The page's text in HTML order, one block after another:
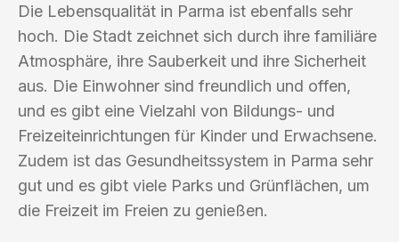
Die Lebensqualität in Parma ist ebenfalls sehr
hoch. Die Stadt zeichnet sich durch ihre familiäre
Atmosphäre, ihre Sauberkeit und ihre Sicherheit
aus. Die Einwohner sind freundlich und offen,
und es gibt eine Vielzahl von Bildungs- und
Freizeiteinrichtungen für Kinder und Erwachsene.
Zudem ist das Gesundheitssystem in Parma sehr
gut und es gibt viele Parks und Grünflächen, um
die Freizeit im Freien zu genießen.